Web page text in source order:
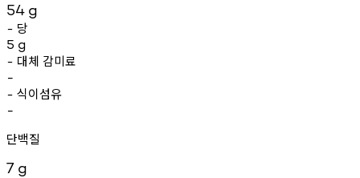
54 g
- 당
5 g
- 대체 감미료
-
- 식이섬유
-
단백질
7 g